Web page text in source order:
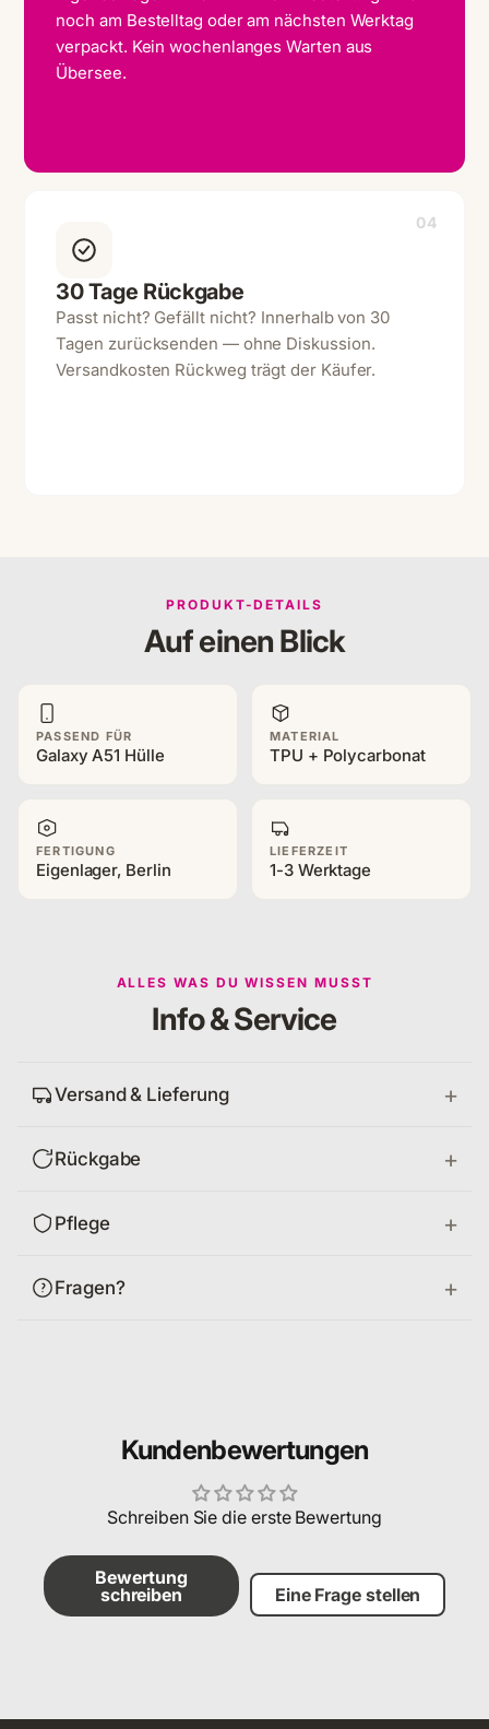
noch am Bestelltag oder am nächsten Werktag
verpackt. Kein wochenlanges Warten aus
Übersee.
04
30 Tage Rückgabe
Passt nicht? Gefällt nicht? Innerhalb von 30
Tagen zurücksenden — ohne Diskussion.
Versandkosten Rückweg trägt der Käufer.
PRODUKT-DETAILS
Auf einen Blick
PASSEND FÜR
Galaxy A51 Hülle
MATERIAL
TPU + Polycarbonat
FERTIGUNG
Eigenlager, Berlin
LIEFERZEIT
1-3 Werktage
ALLES WAS DU WISSEN MUSST
Info & Service
Versand & Lieferung
Rückgabe
Pflege
Fragen?
Kundenbewertungen
Schreiben Sie die erste Bewertung
Bewertung
schreiben
Eine Frage stellen